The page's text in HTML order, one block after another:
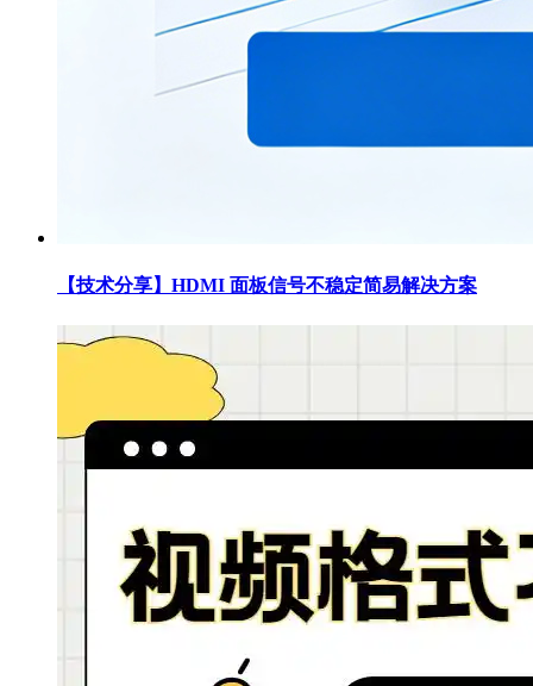
【技术分享】HDMI 面板信号不稳定简易解决方案